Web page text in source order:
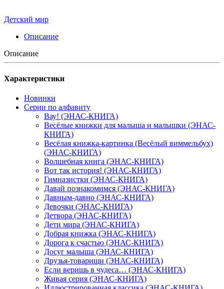
Детский мир
Описание
Описание
Характеристики
Новинки
Серии по алфавиту
Вау! (ЭНАС-КНИГА)
Весёлые книжки для малыша и малышки (ЭНАС-
КНИГА)
Весёлая книжка-картинка (Весёлый виммельбух)
(ЭНАС-КНИГА)
Волшебная книга (ЭНАС-КНИГА)
Вот так история! (ЭНАС-КНИГА)
Гимназистки (ЭНАС-КНИГА)
Давай познакомимся (ЭНАС-КНИГА)
Давным-давно (ЭНАС-КНИГА)
Девочки (ЭНАС-КНИГА)
Детвора (ЭНАС-КНИГА)
Дети мира (ЭНАС-КНИГА)
Добрая книжка (ЭНАС-КНИГА)
Дорога к счастью (ЭНАС-КНИГА)
Досуг малыша (ЭНАС-КНИГА)
Друзья-товарищи (ЭНАС-КНИГА)
Если веришь в чудеса… (ЭНАС-КНИГА)
Живая серия (ЭНАС-КНИГА)